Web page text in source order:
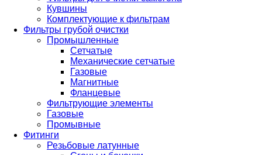
Кувшины
Комплектующие к фильтрам
Фильтры грубой очистки
Промышленные
Сетчатые
Механические сетчатые
Газовые
Магнитные
Фланцевые
Фильтрующие элементы
Газовые
Промывные
Фитинги
Резьбовые латунные